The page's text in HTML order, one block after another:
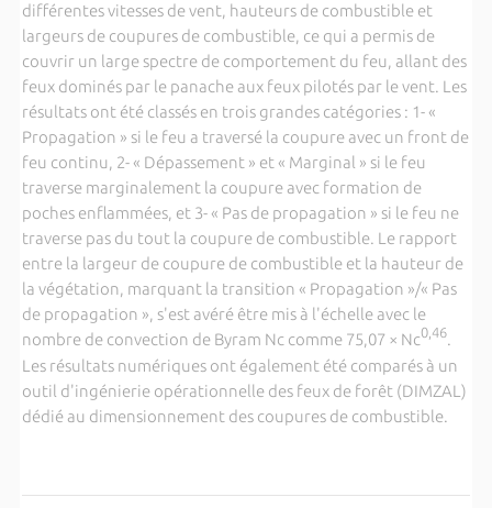
différentes vitesses de vent, hauteurs de combustible et
largeurs de coupures de combustible, ce qui a permis de
couvrir un large spectre de comportement du feu, allant des
feux dominés par le panache aux feux pilotés par le vent. Les
résultats ont été classés en trois grandes catégories : 1- «
Propagation » si le feu a traversé la coupure avec un front de
feu continu, 2- « Dépassement » et « Marginal » si le feu
traverse marginalement la coupure avec formation de
poches enflammées, et 3- « Pas de propagation » si le feu ne
traverse pas du tout la coupure de combustible. Le rapport
entre la largeur de coupure de combustible et la hauteur de
la végétation, marquant la transition « Propagation »/« Pas
de propagation », s'est avéré être mis à l'échelle avec le
nombre de convection de Byram Nc comme 75,07 × Nc0,46.
Les résultats numériques ont également été comparés à un
outil d'ingénierie opérationnelle des feux de forêt (DIMZAL)
dédié au dimensionnement des coupures de combustible.